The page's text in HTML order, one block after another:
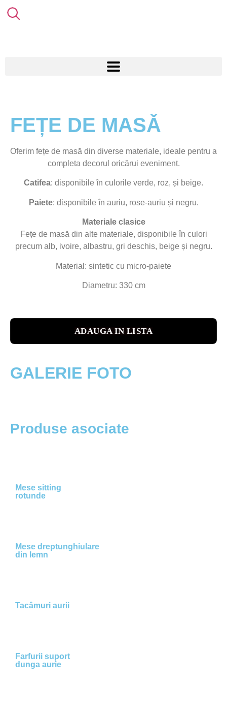
FEȚE DE MASǍ
Oferim fețe de masă din diverse materiale, ideale pentru a
completa decorul oricărui eveniment.
Catifea: disponibile în culorile verde, roz, și beige.
Paiete: disponibile în auriu, rose-auriu și negru.
Materiale clasice
Fețe de masă din alte materiale, disponibile în culori
precum alb, ivoire, albastru, gri deschis, beige și negru.
Material: sintetic cu micro-paiete
Diametru: 330 cm
ADAUGA IN LISTA
GALERIE FOTO
Produse asociate
Mese sitting
rotunde
Mese dreptunghiulare
din lemn
Tacâmuri aurii
Farfurii suport
dunga aurie